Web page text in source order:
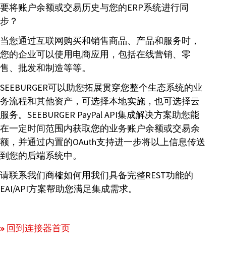
要将账户余额或交易历史与您的ERP系统进行同
步？
当您通过互联网购买和销售商品、产品和服务时，
您的企业可以使用电商应用，包括在线营销、零
售、批发和制造等等。
SEEBURGER可以助您拓展贯穿您整个生态系统的业
务流程和其他资产，可选择本地实施，也可选择云
服务。SEEBURGER PayPal API集成解决方案助您能
在一定时间范围内获取您的业务账户余额或交易余
额，并通过内置的OAuth支持进一步将以上信息传送
到您的后端系统中。
请联系我们商榷如何用我们具备完整REST功能的
EAI/API方案帮助您满足集成需求。
回到连接器首页